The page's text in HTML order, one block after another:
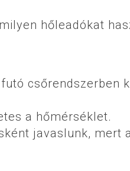
hőleadókat
csőrendszerben
a hőmérséklet.
javaslunk, mert